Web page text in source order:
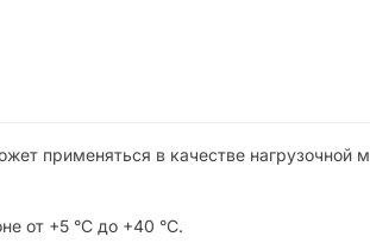
применяться в качестве нагрузочной
от +5 °С до +40 °С.